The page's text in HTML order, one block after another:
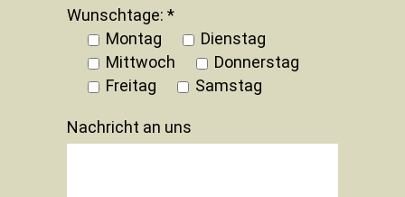
Wunschtage: *
Montag
Dienstag
Mittwoch
Donnerstag
Freitag
Samstag
Nachricht an uns